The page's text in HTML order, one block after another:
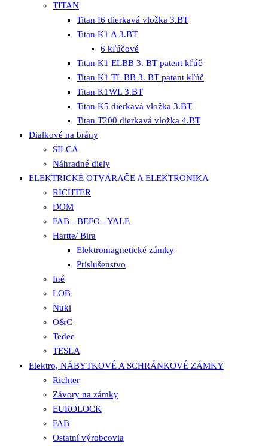
TITAN
Titan I6 dierkavá vložka 3.BT
Titan K1 A 3.BT
6 kľúčové
Titan K1 ELBB 3. BT patent kľúč
Titan K1 TL BB 3. BT patent kľúč
Titan K1WL 3.BT
Titan K5 dierkavá vložka 3.BT
Titan T200 dierkavá vložka 4.BT
Dialkové na brány
SILCA
Náhradné diely
ELEKTRICKÉ OTVÁRAČE A ELEKTRONIKA
RICHTER
DOM
FAB - BEFO - YALE
Hartte/ Bira
Elektromagnetické zámky
Príslušenstvo
Iné
LOB
Nuki
O&C
Tedee
TESLA
Elektro, NÁBYTKOVÉ A SCHRÁNKOVÉ ZÁMKY
Richter
Závory na zámky
EUROLOCK
FAB
Ostatní výrobcovia